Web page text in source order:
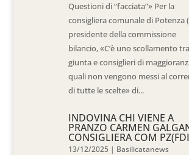
Questioni di “facciata”» Per la
consigliera comunale di Potenza
presidente della commissione
bilancio, «C’è uno scollamento tra
giunta e consiglieri di
quali non vengono messi al
di tutte le scelte» di...
INDOVINA CHI VIENE A
PRANZO CARMEN
CONSIGLIERA COM
13/12/2025 | Basilicatanews